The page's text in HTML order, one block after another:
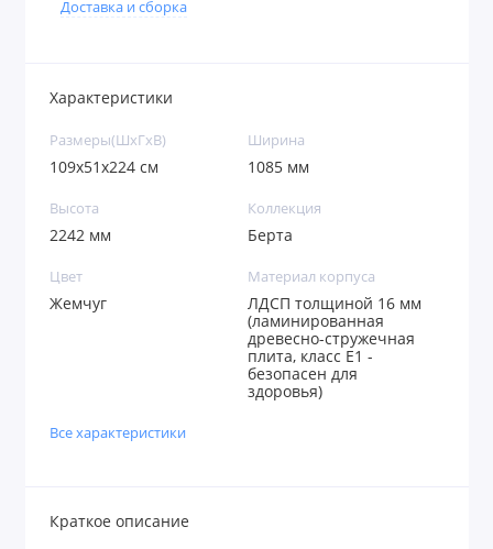
Доставка и сборка
Характеристики
Размеры(ШxГxВ)
109х51х224 см
Ширина
1085 мм
Высота
2242 мм
Коллекция
Берта
Цвет
Жемчуг
Материал корпуса
ЛДСП толщиной 16 мм
(ламинированная
древесно-стружечная
плита, класс E1 -
безопасен для
здоровья)
Все характеристики
Краткое описание